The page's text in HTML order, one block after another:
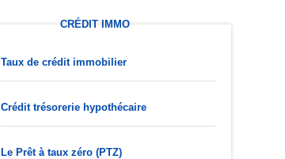
CRÉDIT IMMO
Taux de crédit immobilier
Crédit trésorerie hypothécaire
Le Prêt à taux zéro (PTZ)